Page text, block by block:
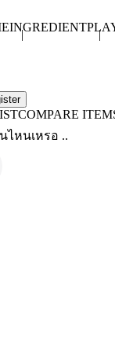
INGREDIENT
COMPARE
ไหนเหรอ ..